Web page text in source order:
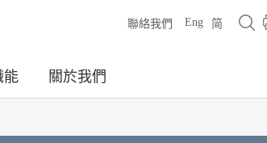
聯絡我們 Eng 简
能 關於我們